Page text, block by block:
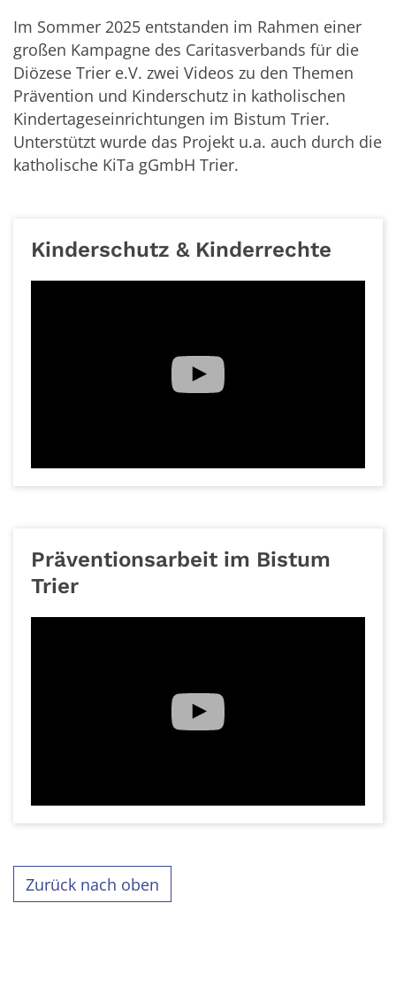
Im Sommer 2025 entstanden im Rahmen einer
großen Kampagne des Caritasverbands für die
Diözese Trier e.V. zwei Videos zu den Themen
Prävention und Kinderschutz in katholischen
Kindertageseinrichtungen im Bistum Trier.
Unterstützt wurde das Projekt u.a. auch durch die
katholische KiTa gGmbH Trier.
Kinderschutz & Kinderrechte
Präventionsarbeit im Bistum
Trier
Zurück nach oben